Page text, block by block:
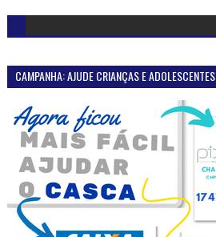
CAMPANHA: AJUDE CRIANÇAS E ADOLESCENTES